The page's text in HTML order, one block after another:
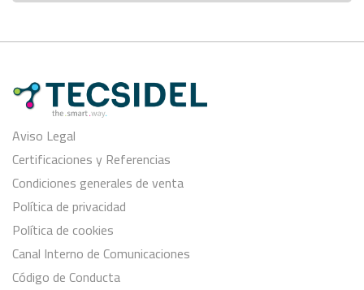
Aviso Legal
Certificaciones y Referencias
Condiciones generales de venta
Política de privacidad
Política de cookies
Canal Interno de Comunicaciones
Código de Conducta